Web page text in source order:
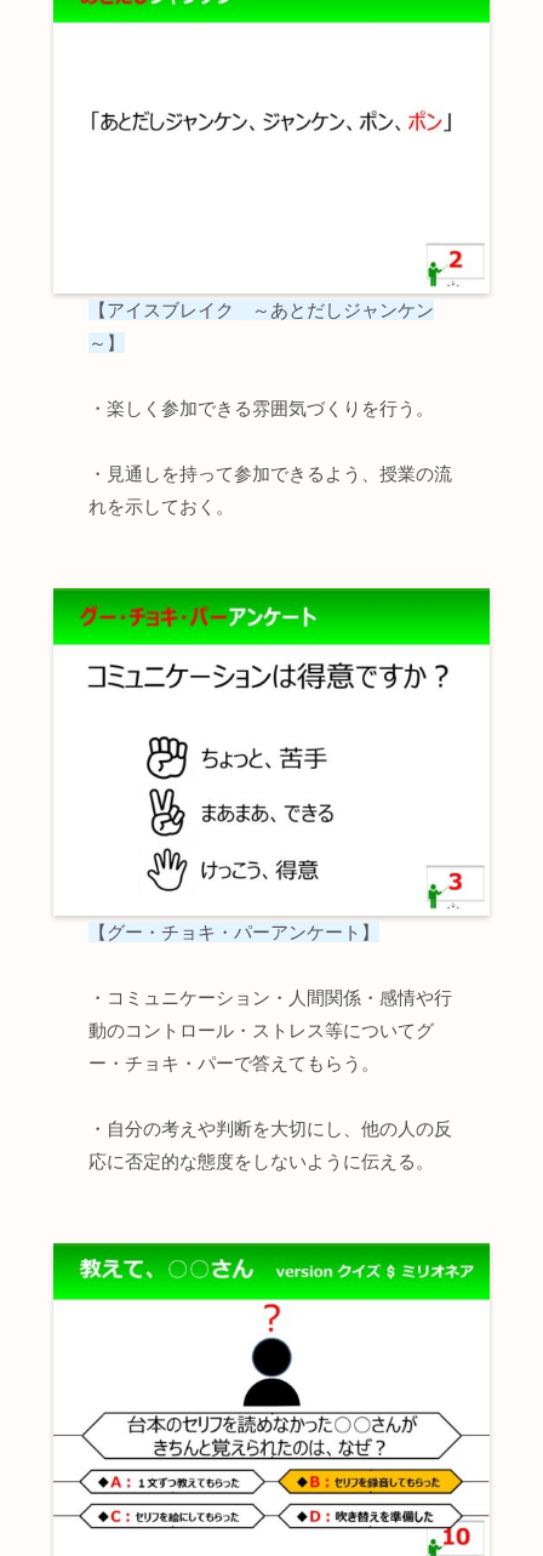
【アイスブレイク ～あとだしジャンケン
～】
・楽しく参加できる雰囲気づくりを行う。
・見通しを持って参加できるよう、授業の流
れを示しておく。
【グー・チョキ・パーアンケート】
・コミュニケーション・人間関係・感情や行
動のコントロール・ストレス等についてグ
ー・チョキ・パーで答えてもらう。
・自分の考えや判断を大切にし、他の人の反
応に否定的な態度をしないように伝える。